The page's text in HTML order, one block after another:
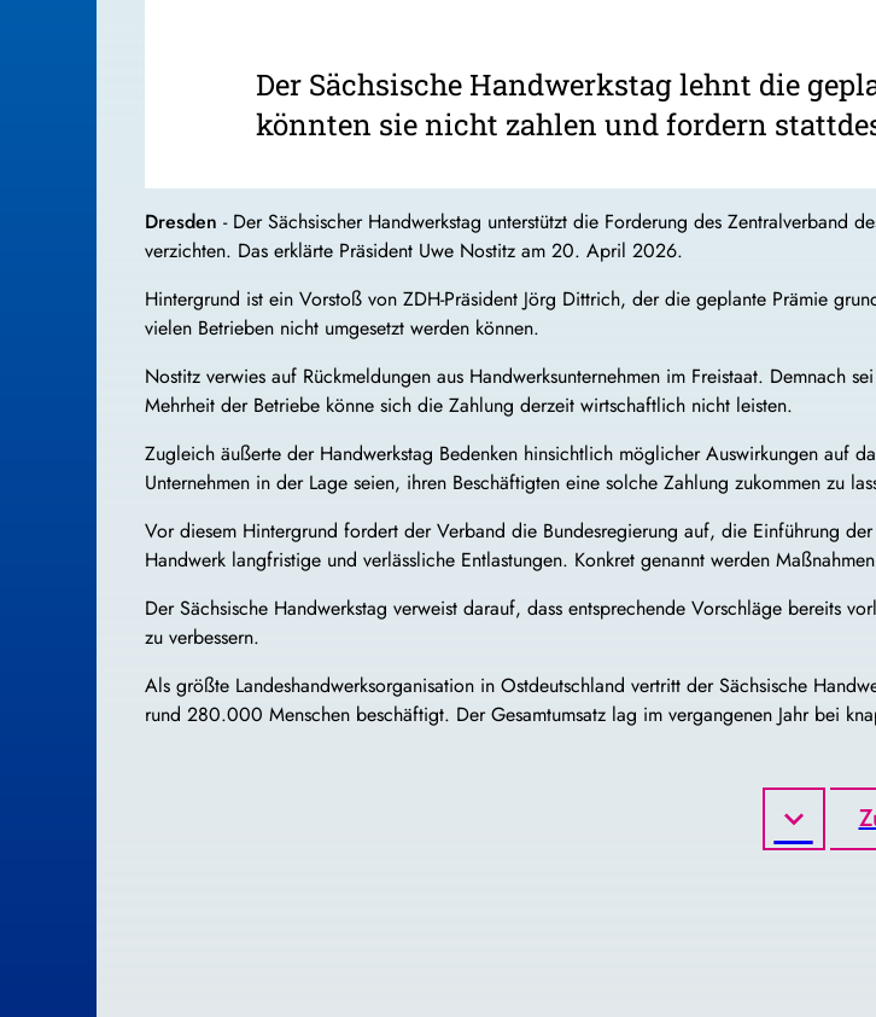
Der Sächsische Handwerkstag lehnt die
könnten sie nicht zahlen und fordern
Dresden - DerSächsischer Handwerkstag unterstützt die Forderung des Zentralverband
verzichten. Das erklärte Präsident Uwe Nostitz am 20. April 2026.
Hintergrund ist ein Vorstoß von ZDH-Präsident Jörg Dittrich, der die geplante Prämie
vielen Betrieben nicht umgesetzt werden können.
Nostitz verwies auf Rückmeldungen aus Handwerksunternehmen im Freistaat. Demnach
Mehrheit der Betriebe könne sich die Zahlung derzeit wirtschaftlich nicht leisten.
Zugleich äußerte der Handwerkstag Bedenken hinsichtlich möglicher Auswirkungen auf
Unternehmen in der Lage seien, ihren Beschäftigten eine solche Zahlung zukommen zu
Vor diesem Hintergrund fordert der Verband die Bundesregierung auf, die Einführung
Handwerk langfristige und verlässliche Entlastungen. Konkret genannt werden
Der Sächsische Handwerkstag verweist darauf, dass entsprechende Vorschläge bereits
zu verbessern.
Als größte Landeshandwerksorganisation in Ostdeutschland vertritt der Sächsische
rund 280.000 Menschen beschäftigt. Der Gesamtumsatz lag im vergangenen Jahr bei